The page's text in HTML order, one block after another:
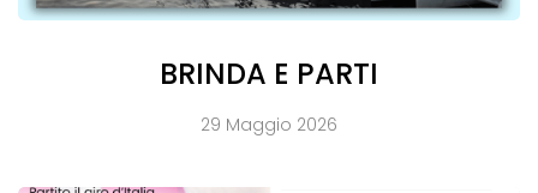
BRINDA E PARTI
29 Maggio 2026